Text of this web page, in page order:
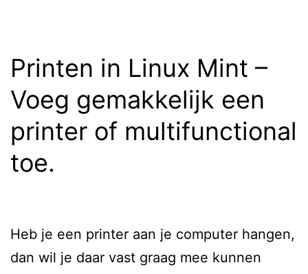
AI
Printen in Linux Mint –
Voeg gemakkelijk een
printer of multifunctional
toe.
Heb je een printer aan je computer hangen,
dan wil je daar vast graag mee kunnen